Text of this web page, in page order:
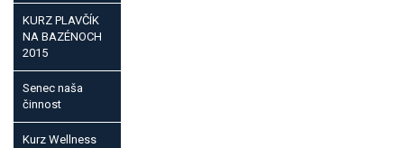
KURZ PLAVČÍK
NA BAZÉNOCH
2015
Senec naša
činnost
Kurz Wellness